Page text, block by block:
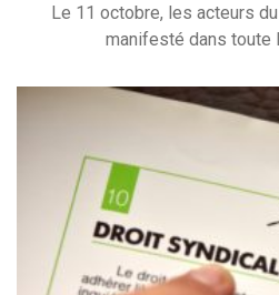
Le 11 octobre, les acteurs
manifesté dans toute